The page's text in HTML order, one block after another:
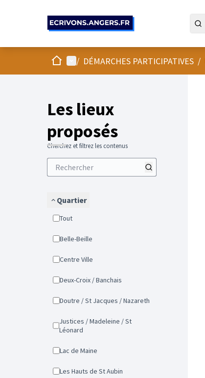
AccueilMenu principal
/ DÉMARCHES PARTICIPATIVES /
Les lieux
proposés
Cherchez et filtrez les contenus
Quartier
Tout
Belle-Beille
Centre Ville
Deux-Croix / Banchais
Doutre / St Jacques / Nazareth
Justices / Madeleine / St
Léonard
Lac de Maine
Les Hauts de St Aubin